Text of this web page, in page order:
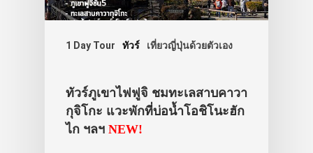
1 Day Tour ทัวร์ เที่ยวญี่ปุ่นด้วยตัวเอง
ทัวร์ภูเขาไฟฟูจิ ชมทะเลสาบคาวา
กุจิโกะ แวะพักที่บ่อน้ำโอชิโนะฮัก
ไก ฯลฯ NEW!